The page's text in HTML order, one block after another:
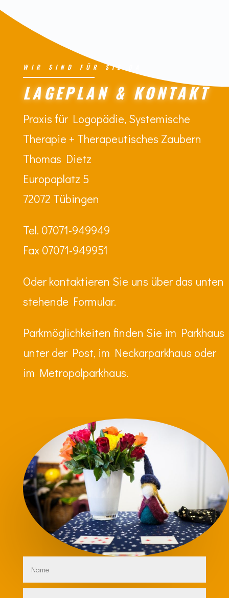
WIR SIND FÜR SIE DA
LAGEPLAN & KONTAKT
Praxis für Logopädie, Systemische
Therapie + Therapeutisches Zaubern
Thomas Dietz
Europaplatz 5
72072 Tübingen
Tel. 07071-949949
Fax 07071-949951
Oder kontaktieren Sie uns über das unten
stehende Formular.
Parkmöglichkeiten finden Sie im Parkhaus
unter der Post, im Neckarparkhaus oder
im Metropolparkhaus.